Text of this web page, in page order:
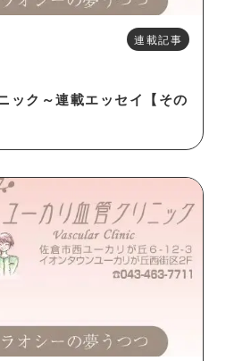
連載記事
ック～連載エッセイ【その